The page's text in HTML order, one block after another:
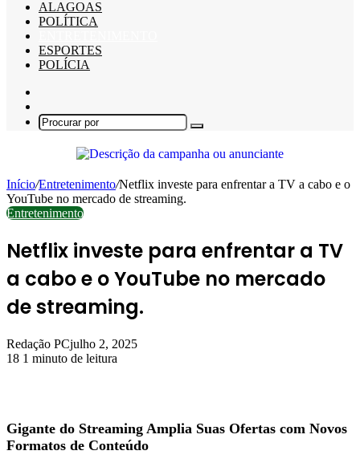
ALAGOAS
POLÍTICA
ESPORTES
POLÍCIA
skin
Procurar
Início/Entretenimento/Netflix investe para enfrentar a TV a cabo e o
YouTube no mercado de streaming.
Entretenimento
Netflix investe para enfrentar a TV
a cabo e o YouTube no mercado
de streaming.
Redação PCjulho 2, 2025
18 1 minuto de leitura
Gigante do Streaming Amplia Suas Ofertas com Novos
Formatos de Conteúdo